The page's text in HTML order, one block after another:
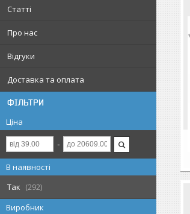
Статті
Про нас
Відгуки
Доставка та оплата
ФІЛЬТРИ
Ціна
В наявності
Так
292
Виробник